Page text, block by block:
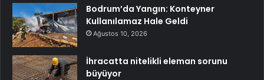
Bodrum’da Yangın: Konteyner
Kullanılamaz Hale Geldi
Ağustos 10, 2026
İhracatta nitelikli eleman sorunu
büyüyor